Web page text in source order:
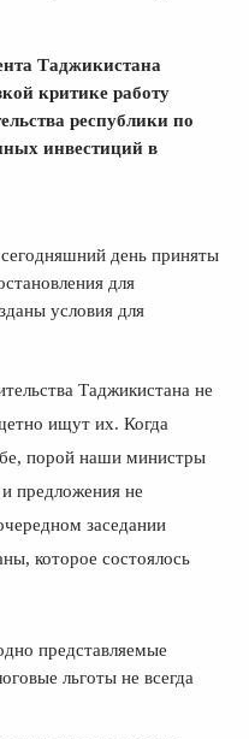
Таджикистана
критике работу
республики по
инвестиций в
день приняты
для
условия для
Таджикистана не
ищут их. Когда
порой наши министры
предложения не
заседании
которое состоялось
представляемые
льготы не всегда